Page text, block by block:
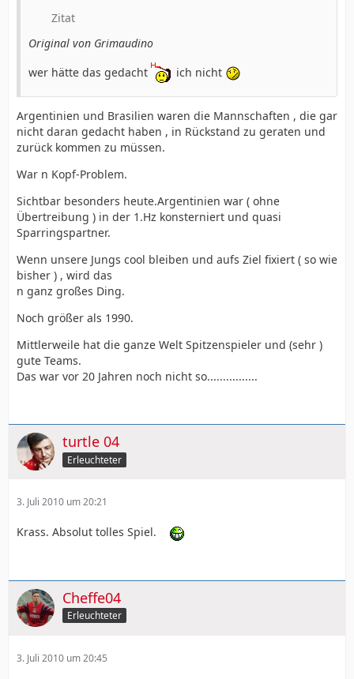
Zitat
Original von Grimaudino
wer hätte das gedacht
ich nicht
Argentinien und Brasilien waren die Mannschaften , die gar
nicht daran gedacht haben , in Rückstand zu geraten und
zurück kommen zu müssen.
War n Kopf-Problem.
Sichtbar besonders heute.Argentinien war ( ohne
Übertreibung ) in der 1.Hz konsterniert und quasi
Sparringspartner.
Wenn unsere Jungs cool bleiben und aufs Ziel fixiert ( so wie
bisher ) , wird das
n ganz großes Ding.
Noch größer als 1990.
Mittlerweile hat die ganze Welt Spitzenspieler und (sehr )
gute Teams.
Das war vor 20 Jahren noch nicht so................
turtle 04
Erleuchteter
3. Juli 2010 um 20:21
Krass. Absolut tolles Spiel.
Cheffe04
Erleuchteter
3. Juli 2010 um 20:45